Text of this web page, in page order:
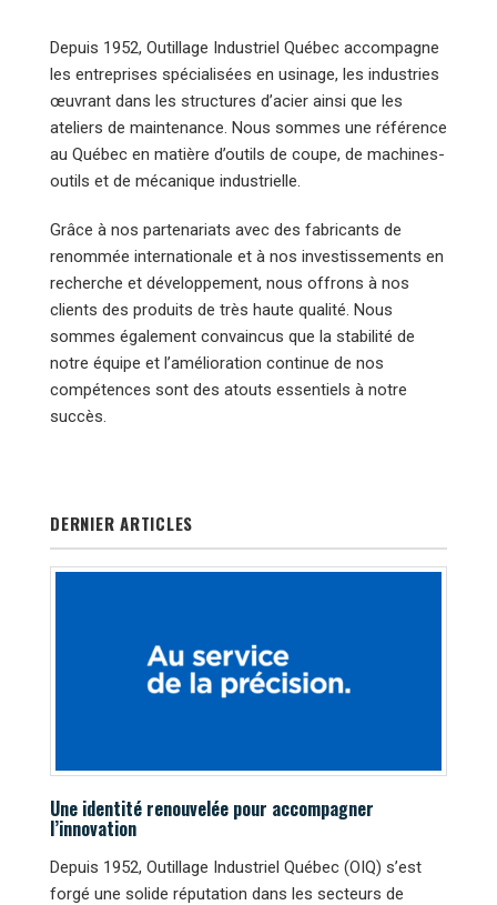
Depuis 1952, Outillage Industriel Québec accompagne
les entreprises spécialisées en usinage, les industries
œuvrant dans les structures d’acier ainsi que les
ateliers de maintenance. Nous sommes une référence
au Québec en matière d’outils de coupe, de machines-
outils et de mécanique industrielle.
Grâce à nos partenariats avec des fabricants de
renommée internationale et à nos investissements en
recherche et développement, nous offrons à nos
clients des produits de très haute qualité. Nous
sommes également convaincus que la stabilité de
notre équipe et l’amélioration continue de nos
compétences sont des atouts essentiels à notre
succès.
DERNIER ARTICLES
Une identité renouvelée pour accompagner
l’innovation
Depuis 1952, Outillage Industriel Québec (OIQ) s’est
forgé une solide réputation dans les secteurs de